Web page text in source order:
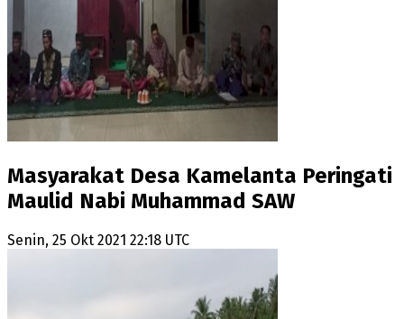
Masyarakat Desa Kamelanta Peringati
Maulid Nabi Muhammad SAW
Senin, 25 Okt 2021 22:18 UTC